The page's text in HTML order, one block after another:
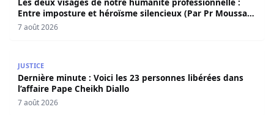
Entre imposture et héroïsme silencieux (Par Pr Moussa
Seydi)
7 août 2026
JUSTICE
Dernière minute : Voici les 23 personnes libérées dans
l’affaire Pape Cheikh Diallo
7 août 2026